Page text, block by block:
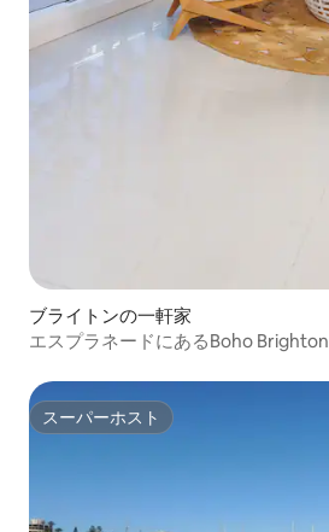
ブライトンの一軒家
エスプラネードにあるBoho Brighton
スーパーホスト
スーパーホスト